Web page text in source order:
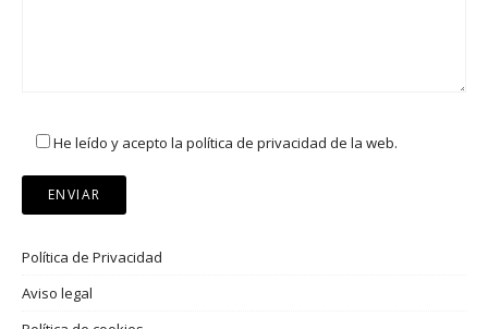
He leído y acepto la política de privacidad de la web.
Política de Privacidad
Aviso legal